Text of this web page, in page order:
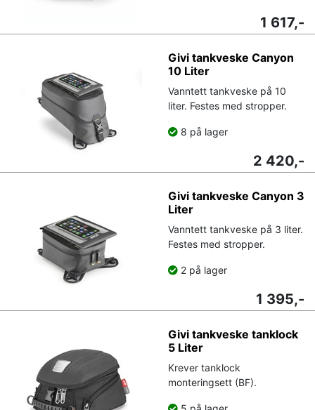
1 617,-
Givi tankveske Canyon
10 Liter
Vanntett tankveske på 10
liter. Festes med stropper.
8 på lager
2 420,-
Givi tankveske Canyon 3
Liter
Vanntett tankveske på 3 liter.
Festes med stropper.
2 på lager
1 395,-
Givi tankveske tanklock
5 Liter
Krever tanklock
monteringsett (BF).